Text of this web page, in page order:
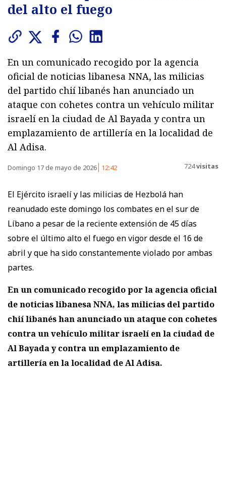
del alto el fuego
En un comunicado recogido por la agencia
oficial de noticias libanesa NNA, las milicias
del partido chií libanés han anunciado un
ataque con cohetes contra un vehículo militar
israelí en la ciudad de Al Bayada y contra un
emplazamiento de artillería en la localidad de
Al Adisa.
Domingo 17 de mayo de 2026 12:42 724visitas
El Ejército israelí y las milicias de Hezbolá han
reanudado este domingo los combates en el sur de
Líbano a pesar de la reciente extensión de 45 días
sobre el último alto el fuego en vigor desde el 16 de
abril y que ha sido constantemente violado por ambas
partes.
En un comunicado recogido por la agencia oficial
de noticias libanesa NNA, las milicias del partido
chií libanés han anunciado un ataque con cohetes
contra un vehículo militar israelí en la ciudad de
Al Bayada y contra un emplazamiento de
artillería en la localidad de Al Adisa.